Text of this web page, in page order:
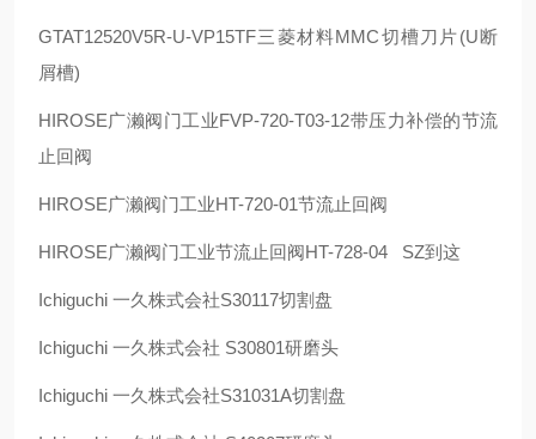
GTAT12520V5R-U-VP15TF三菱材料MMC切槽刀片(U断
屑槽)
HIROSE广濑阀门工业FVP-720-T03-12带压力补偿的节流
止回阀
HIROSE广濑阀门工业HT-720-01节流止回阀
HIROSE广濑阀门工业节流止回阀HT-728-04 SZ到这
Ichiguchi 一久株式会社S30117切割盘
Ichiguchi 一久株式会社 S30801研磨头
Ichiguchi 一久株式会社S31031A切割盘